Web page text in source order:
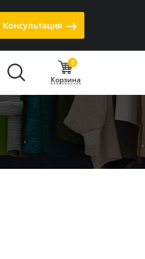
Консультация
0
Корзина